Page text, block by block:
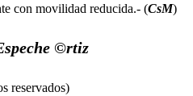
con movilidad reducida.- (CsM)
©rtiz
reservados)